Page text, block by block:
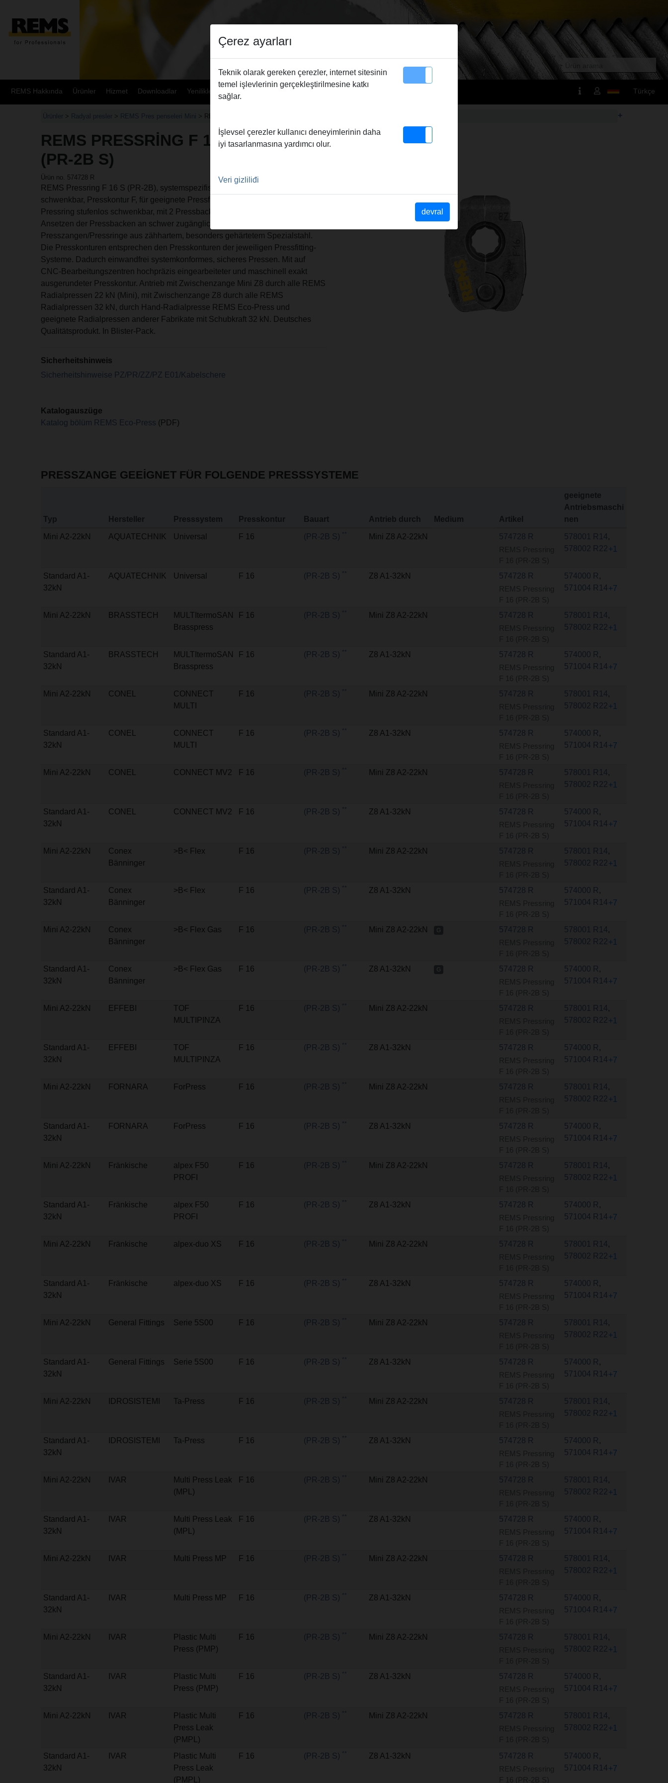
REMS Hakkında Ürünler Hizmet Downloadlar Yenilikler Site Haritası Irtibat Türkçe
Ürünler > Radyal presler > REMS Pres penseleri Mini > REMS Pressring F 16 +
REMS PRESSRING F 16
(PR-2B S)
Ürün no. 574728 R
REMS Pressring F 16 S (PR-2B), systemspezifischer Pressring, stufenlos
schwenkbar, Presskontur F, für geeignete Pressfitting-Systeme D 16 mm.
Pressring stufenlos schwenkbar, mit 2 Pressbacken (PR-2B), für sicheres
Ansetzen der Pressbacken an schwer zugänglichen Stellen. Hochbelastbare
Presszangen/Pressringe aus zähhartem, besonders gehärtetem Spezialstahl.
Die Presskonturen entsprechen den Presskonturen der jeweiligen Pressfitting-
Systeme. Dadurch einwandfrei systemkonformes, sicheres Pressen. Mit auf
CNC-Bearbeitungszentren hochpräzis eingearbeiteter und maschinell exakt
ausgerundeter Presskontur. Antrieb mit Zwischenzange Mini Z8 durch alle REMS
Radialpressen 22 kN (Mini), mit Zwischenzange Z8 durch alle REMS
Radialpressen 32 kN, durch Hand-Radialpresse REMS Eco-Press und
geeignete Radialpressen anderer Fabrikate mit Schubkraft 32 kN. Deutsches
Qualitätsprodukt. In Blister-Pack.
Sicherheitshinweis
Sicherheitshinweise PZ/PR/ZZ/PZ E01/Kabelschere
Katalogauszüge
Katalog bölüm REMS Eco-Press (PDF)
PRESSZANGE GEEIGNET FÜR FOLGENDE PRESSSYSTEME
Typ Hersteller Presssystem Presskontur Bauart Antrieb durch Medium Artikel
geeignete
Antriebsmaschi
nen
Mini A2-22kN AQUATECHNIK Universal F 16 (PR-2B S) ** Mini Z8 A2-22kN 574728 R 578001 R14,
578002 R22+1
Standard A1-
32kN
AQUATECHNIK Universal F 16 (PR-2B S) ** Z8 A1-32kN 574728 R 574000 R ,
571004 R14+7
Mini A2-22kN BRASSTECH
MULTItermoSAN
Brasspress
F 16 (PR-2B S) ** Mini Z8 A2-22kN 574728 R 578001 R14,
578002 R22+1
Standard A1-
32kN
BRASSTECH
MULTItermoSAN
Brasspress
F 16 (PR-2B S) ** Z8 A1-32kN 574728 R 574000 R ,
571004 R14+7
Mini A2-22kN CONEL
CONNECT
MULTI
F 16 (PR-2B S) ** Mini Z8 A2-22kN 574728 R 578001 R14,
578002 R22+1
Standard A1-
32kN
CONEL
CONNECT
MULTI
F 16 (PR-2B S) ** Z8 A1-32kN 574728 R 574000 R ,
571004 R14+7
Mini A2-22kN CONEL CONNECT MV2 F 16 (PR-2B S) ** Mini Z8 A2-22kN 574728 R 578001 R14,
578002 R22+1
Standard A1-
32kN
CONEL CONNECT MV2 F 16 (PR-2B S) ** Z8 A1-32kN 574728 R 574000 R ,
571004 R14+7
Mini A2-22kN
Conex
Bänninger
>B< Flex F 16 (PR-2B S) ** Mini Z8 A2-22kN 574728 R 578001 R14,
578002 R22+1
Standard A1-
32kN
Conex
Bänninger
>B< Flex F 16 (PR-2B S) ** Z8 A1-32kN 574728 R 574000 R ,
571004 R14+7
Mini A2-22kN
Conex
Bänninger
>B< Flex Gas F 16 (PR-2B S) ** Mini Z8 A2-22kN 574728 R 578001 R14,
578002 R22+1
Standard A1-
32kN
Conex
Bänninger
>B< Flex Gas F 16 (PR-2B S) ** Z8 A1-32kN 574728 R 574000 R ,
571004 R14+7
Mini A2-22kN EFFEBI
TOF
MULTIPINZA
F 16 (PR-2B S) ** Mini Z8 A2-22kN 574728 R 578001 R14,
578002 R22+1
Standard A1-
32kN
EFFEBI
TOF
MULTIPINZA
F 16 (PR-2B S) ** Z8 A1-32kN 574728 R 574000 R ,
571004 R14+7
Mini A2-22kN FORNARA ForPress F 16 (PR-2B S) ** Mini Z8 A2-22kN 574728 R 578001 R14,
578002 R22+1
Standard A1-
32kN
FORNARA ForPress F 16 (PR-2B S) ** Z8 A1-32kN 574728 R 574000 R ,
571004 R14+7
Mini A2-22kN Fränkische
alpex F50
PROFI
F 16 (PR-2B S) ** Mini Z8 A2-22kN 574728 R 578001 R14,
578002 R22+1
Standard A1-
32kN
Fränkische
alpex F50
PROFI
F 16 (PR-2B S) ** Z8 A1-32kN 574728 R 574000 R ,
571004 R14+7
Mini A2-22kN Fränkische alpex-duo XS F 16 (PR-2B S) ** Mini Z8 A2-22kN 574728 R 578001 R14,
578002 R22+1
Standard A1-
32kN
Fränkische alpex-duo XS F 16 (PR-2B S) ** Z8 A1-32kN 574728 R 574000 R ,
571004 R14+7
Mini A2-22kN General Fittings Serie 5S00 F 16 (PR-2B S) ** Mini Z8 A2-22kN 574728 R 578001 R14,
578002 R22+1
Standard A1-
32kN
General Fittings Serie 5S00 F 16 (PR-2B S) ** Z8 A1-32kN 574728 R 574000 R ,
571004 R14+7
Mini A2-22kN IDROSISTEMI Ta-Press F 16 (PR-2B S) ** Mini Z8 A2-22kN 574728 R 578001 R14,
578002 R22+1
Standard A1-
32kN
IDROSISTEMI Ta-Press F 16 (PR-2B S) ** Z8 A1-32kN 574728 R 574000 R ,
571004 R14+7
Mini A2-22kN IVAR
Multi Press Leak
(MPL)
F 16 (PR-2B S) ** Mini Z8 A2-22kN 574728 R 578001 R14,
578002 R22+1
Standard A1-
32kN
IVAR
Multi Press Leak
(MPL)
F 16 (PR-2B S) ** Z8 A1-32kN 574728 R 574000 R ,
571004 R14+7
Mini A2-22kN IVAR Multi Press MP F 16 (PR-2B S) ** Mini Z8 A2-22kN 574728 R 578001 R14,
578002 R22+1
Standard A1-
32kN
IVAR Multi Press MP F 16 (PR-2B S) ** Z8 A1-32kN 574728 R 574000 R ,
571004 R14+7
Mini A2-22kN IVAR
Plastic Multi
Press (PMP)
F 16 (PR-2B S) ** Mini Z8 A2-22kN 574728 R 578001 R14,
578002 R22+1
Standard A1-
32kN
IVAR
Plastic Multi
Press (PMP)
F 16 (PR-2B S) ** Z8 A1-32kN 574728 R 574000 R ,
571004 R14+7
Mini A2-22kN IVAR
Plastic Multi
Press Leak
(PMPL)
F 16 (PR-2B S) ** Mini Z8 A2-22kN 574728 R 578001 R14,
578002 R22+1
Standard A1-
32kN
IVAR
Plastic Multi
Press Leak
(PMPL)
F 16 (PR-2B S) ** Z8 A1-32kN 574728 R 574000 R ,
571004 R14+7
Çerez ayarları
Teknik olarak gereken çerezler, internet sitesinin
temel işlevlerinin gerçekleştirilmesine katkı
sağlar.
İşlevsel çerezler kullanıcı deneyimlerinin daha
iyi tasarlanmasına yardımcı olur.
Veri gizliliđi
devral